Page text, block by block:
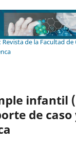
de la Facultad de
infantil
de